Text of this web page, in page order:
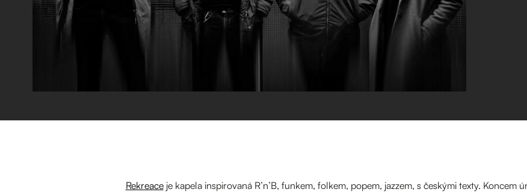
Rekreaceje kapela inspirovaná R’n’B, funkem, folkem, popem, jazzem, s českými texty. Koncem